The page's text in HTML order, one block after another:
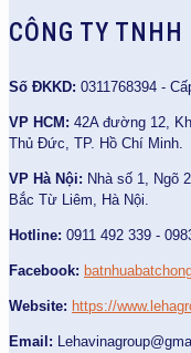
CÔNG TY
Số ĐKKD: 0311768394 -
VP HCM: 42A đường 12,
Thủ Đức, TP. Hồ Chí Minh.
VP Hà Nội: Nhà số 1, Ngõ
Bắc Từ Liêm, Hà Nội.
Hotline: 0911 492 339 -
Facebook:
Website: https://
Email: